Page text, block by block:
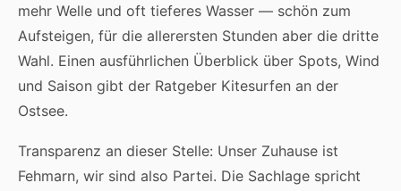
mehr Welle und oft tieferes Wasser — schön zum
Aufsteigen, für die allerersten Stunden aber die dritte
Wahl. Einen ausführlichen Überblick über Spots, Wind
und Saison gibt der Ratgeber Kitesurfen an der
Ostsee.
Transparenz an dieser Stelle: Unser Zuhause ist
Fehmarn, wir sind also Partei. Die Sachlage spricht